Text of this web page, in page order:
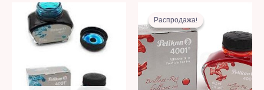
Распродажа!
Распродажа!
цена
составляла
79,00 MDL.